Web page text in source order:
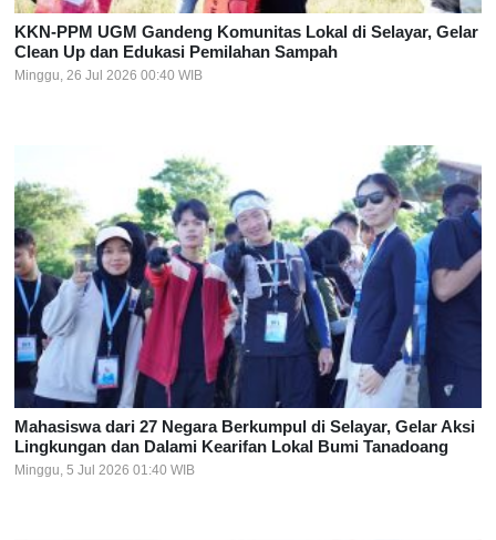
KKN-PPM UGM Gandeng Komunitas Lokal di Selayar, Gelar
Clean Up dan Edukasi Pemilahan Sampah
Minggu, 26 Jul 2026 00:40 WIB
Mahasiswa dari 27 Negara Berkumpul di Selayar, Gelar Aksi
Lingkungan dan Dalami Kearifan Lokal Bumi Tanadoang
Minggu, 5 Jul 2026 01:40 WIB